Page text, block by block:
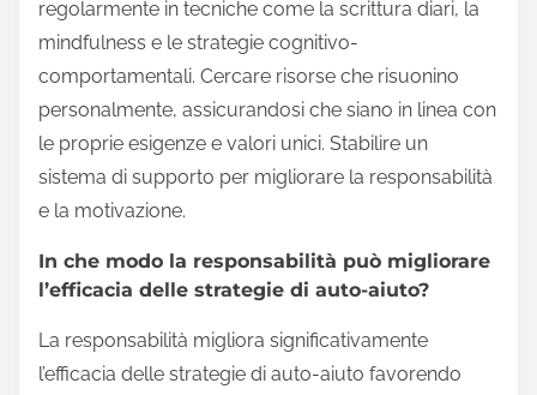
Quali sono le migliori pratiche da seguire per
un’auto-aiuto efficace?
Per utilizzare efficacemente gli strumenti di auto-
aiuto per la salute mentale, è importante dare
priorità alla coerenza, alla consapevolezza di sé e
alla definizione di obiettivi realistici. Impegnarsi
mindfulness e le strategie cognitivo-
comportamentali. Cercare risorse che risuonino
personalmente, assicurandosi che siano in linea con
le proprie esigenze e valori unici. Stabilire un